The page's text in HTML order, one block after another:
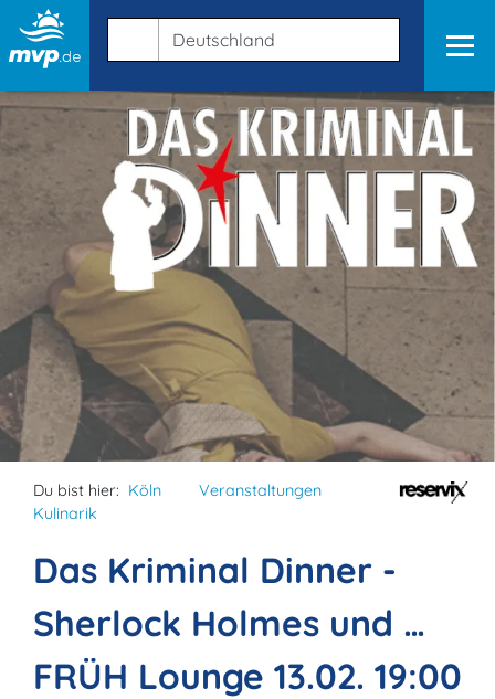
Du bist hier: Köln
Veranstaltungen
Kulinarik
Das Kriminal Dinner -
Sherlock Holmes und …
FRÜH Lounge 13.02. 19:00